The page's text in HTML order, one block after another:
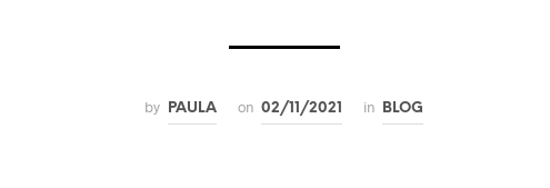
by PAULA on 02/11/2021 in BLOG